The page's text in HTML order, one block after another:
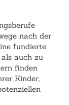
nach der
fundierte
auch zu
finden
Kinder,